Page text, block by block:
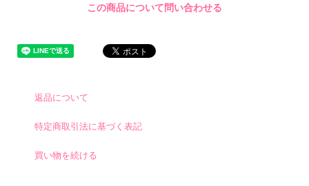
この商品について問い合わせる
返品について
特定商取引法に基づく表記
買い物を続ける